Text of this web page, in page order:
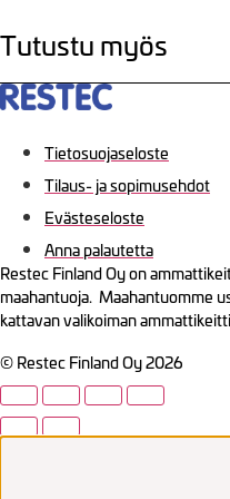
Tutustu myös
Tietosuojaseloste
Tilaus- ja sopimusehdot
Evästeseloste
Anna palautetta
Restec Finland Oy on
maahantuoja. Maahantuomme
kattavan valikoiman
© Restec Finland Oy 2026